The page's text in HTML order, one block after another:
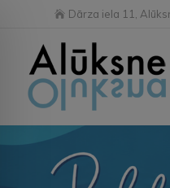
Dārza iela 11,